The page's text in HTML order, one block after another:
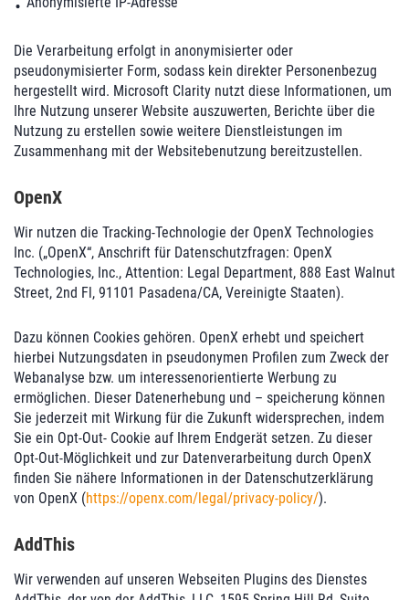
Die Verarbeitung erfolgt in anonymisierter oder
pseudonymisierter Form, sodass kein direkter Personenbezug
hergestellt wird. Microsoft Clarity nutzt diese Informationen, um
Ihre Nutzung unserer Website auszuwerten, Berichte über die
Nutzung zu erstellen sowie weitere Dienstleistungen im
Zusammenhang mit der Websitebenutzung bereitzustellen.
OpenX
Wir nutzen die Tracking-Technologie der OpenX Technologies
Inc. („OpenX“, Anschrift für Datenschutzfragen: OpenX
Technologies, Inc., Attention: Legal Department, 888 East Walnut
Street, 2nd Fl, 91101 Pasadena/CA, Vereinigte Staaten).
Dazu können Cookies gehören. OpenX erhebt und speichert
hierbei Nutzungsdaten in pseudonymen Profilen zum Zweck der
Webanalyse bzw. um interessenorientierte Werbung zu
ermöglichen. Dieser Datenerhebung und – speicherung können
Sie jederzeit mit Wirkung für die Zukunft widersprechen, indem
Sie ein Opt-Out- Cookie auf Ihrem Endgerät setzen. Zu dieser
Opt-Out-Möglichkeit und zur Datenverarbeitung durch OpenX
finden Sie nähere Informationen in der Datenschutzerklärung
von OpenX (https://openx.com/legal/privacy-policy/).
AddThis
Wir verwenden auf unseren Webseiten Plugins des Dienstes